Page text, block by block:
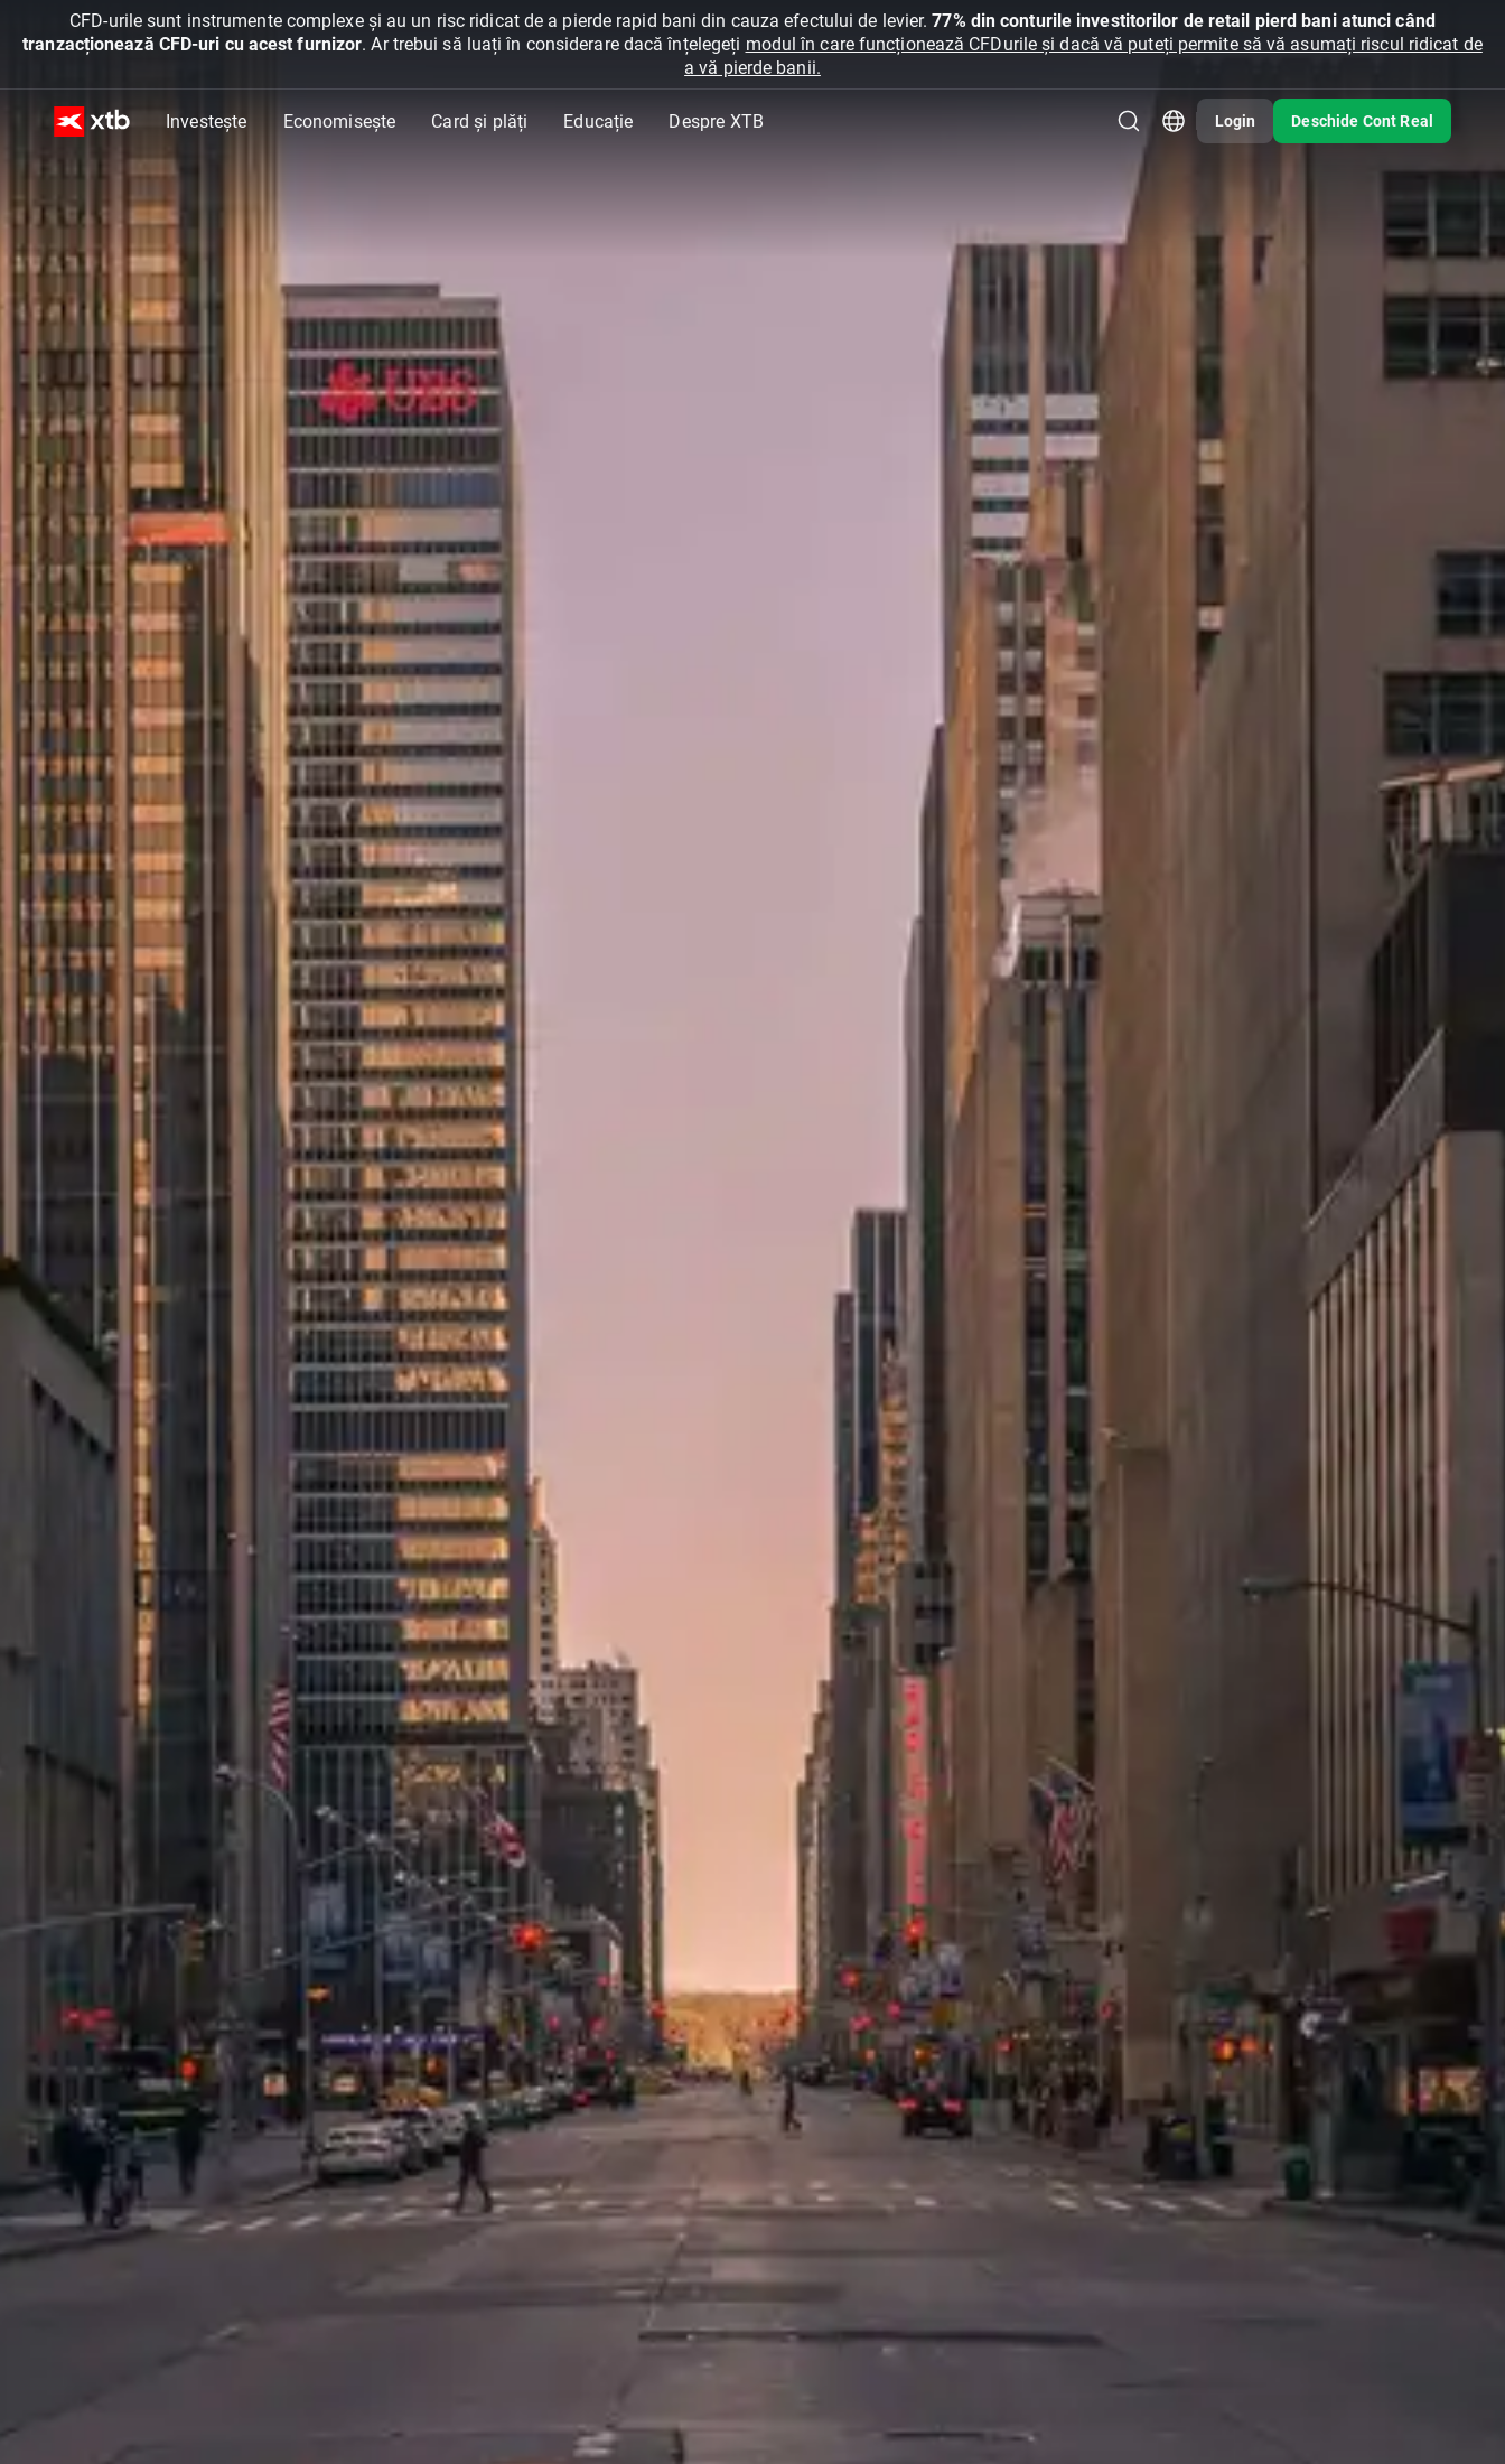
CFD-urile sunt instrumente complexe și au un risc ridicat de a pierde rapid bani din cauza efectului de levier.77% din conturile investitorilor de retail pierd bani atunci când
tranzacționează CFD-uri cu acest furnizor. Ar trebui să luați în considerare dacă înțelegeți modul în care funcționează CFDurile și dacă vă puteți permite să vă asumați riscul ridicat de
a vă pierde banii.
Investește Economisește Card și plăți Educație Despre XTB Login Deschide Cont Real